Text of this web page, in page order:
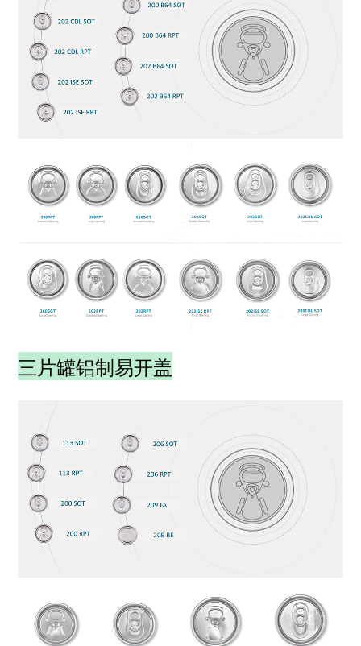
三片罐铝制易开盖